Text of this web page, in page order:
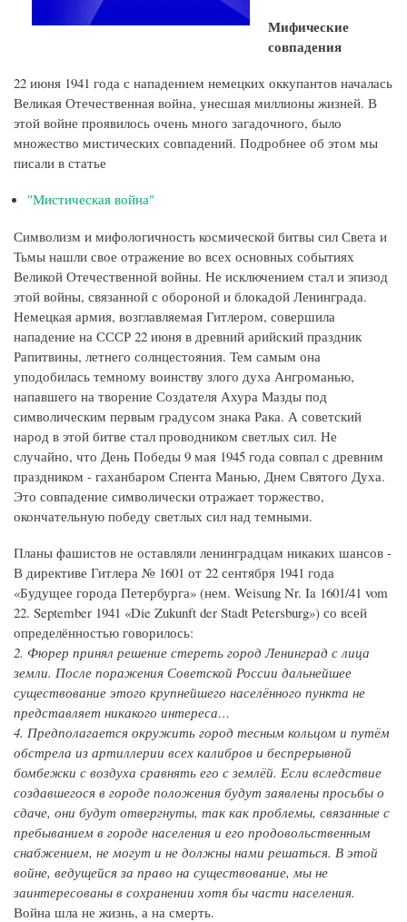
Мифические
совпадения
22 июня 1941 года с нападением немецких оккупантов началась
Великая Отечественная война, унесшая миллионы жизней. В
этой войне проявилось очень много загадочного, было
множество мистических совпадений. Подробнее об этом мы
писали в статье
"Мистическая война"
Символизм и мифологичность космической битвы сил Света и
Тьмы нашли свое отражение во всех основных событиях
Великой Отечественной войны. Не исключением стал и эпизод
этой войны, связанной с обороной и блокадой Ленинграда.
Немецкая армия, возглавляемая Гитлером, совершила
нападение на СССР 22 июня в древний арийский праздник
Рапитвины, летнего солнцестояния. Тем самым она
уподобилась темному воинству злого духа Ангроманью,
напавшего на творение Создателя Ахура Мазды под
символическим первым градусом знака Рака. А советский
народ в этой битве стал проводником светлых сил. Не
случайно, что День Победы 9 мая 1945 года совпал с древним
праздником - гаханбаром Спента Манью, Днем Святого Духа.
Это совпадение символически отражает торжество,
окончательную победу светлых сил над темными.
Планы фашистов не оставляли ленинградцам никаких шансов -
В директиве Гитлера № 1601 от 22 сентября 1941 года
«Будущее города Петербурга» (нем. Weisung Nr. Ia 1601/41 vom
22. September 1941 «Die Zukunft der Stadt Petersburg») со всей
определённостью говорилось:
2. Фюрер принял решение стереть город Ленинград с лица
земли. После поражения Советской России дальнейшее
существование этого крупнейшего населённого пункта не
представляет никакого интереса…
4. Предполагается окружить город тесным кольцом и путём
обстрела из артиллерии всех калибров и беспрерывной
бомбежки с воздуха сравнять его с землёй. Если вследствие
создавшегося в городе положения будут заявлены просьбы о
сдаче, они будут отвергнуты, так как проблемы, связанные с
пребыванием в городе населения и его продовольственным
снабжением, не могут и не должны нами решаться. В этой
войне, ведущейся за право на существование, мы не
заинтересованы в сохранении хотя бы части населения.
Война шла не жизнь, а на смерть.